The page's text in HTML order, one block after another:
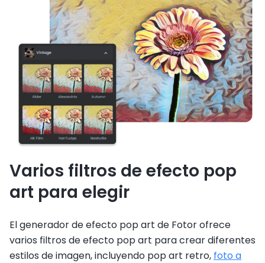
Varios filtros de efecto pop
art para elegir
El generador de efecto pop art de Fotor ofrece
varios filtros de efecto pop art para crear diferentes
estilos de imagen, incluyendo pop art retro, foto a